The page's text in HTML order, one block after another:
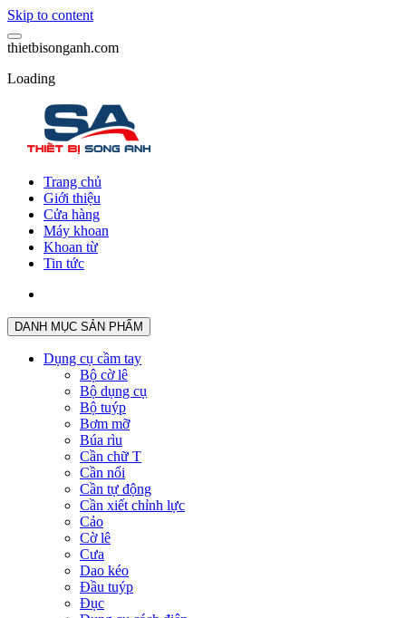
Skip to content
thietbisonganh.com
Loading
Trang chủ
Giới thiệu
Cửa hàng
Máy khoan
Khoan từ
Tin tức
DANH MỤC SẢN PHẨM
Dụng cụ cầm tay
Bộ cờ lê
Bộ dụng cụ
Bộ tuýp
Bơm mỡ
Búa rìu
Cần chữ T
Cần nối
Cần tự động
Cần xiết chỉnh lực
Cảo
Cờ lê
Cưa
Dao kéo
Đầu tuýp
Đục